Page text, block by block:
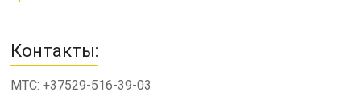
Контакты:
МТС: +37529-516-39-03